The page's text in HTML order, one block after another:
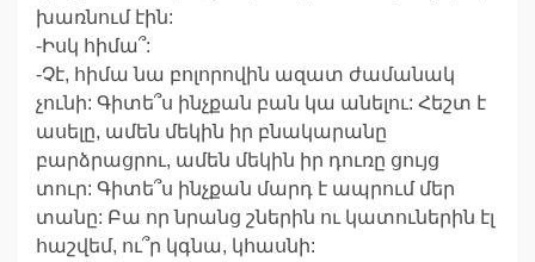
խառնում էին:
-Իսկ հիմա՞:
-Չէ, հիմա նա բոլորովին ազատ ժամանակ
չունի: Գիտե՞ս ինչքան բան կա անելու: Հեշտ է
ասելը, ամեն մեկին իր բնակարանը
բարձրացրու, ամեն մեկին իր դուռը ցույց
տուր: Գիտե՞ս ինչքան մարդ է ապրում մեր
տանը: Բա որ նրանց շներին ու կատուներին էլ
հաշվեմ, ու՞ր կգնա, կհասնի: